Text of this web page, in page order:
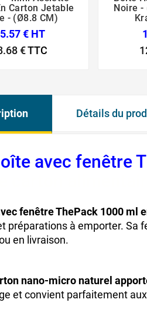
 
Carton Jetable
- (Ø8.8 CM)
€ HT
€TTC

Noire -
Détails du
avec fenêtre
fenêtre ThePack 1000 ml
préparations à emporter. Sa
en livraison.
nano-micro naturel
et convient parfaitement